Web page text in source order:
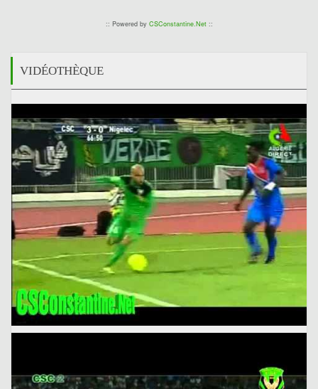
:: Powered by CSConstantine.Net::
VIDÉOTHÈQUE